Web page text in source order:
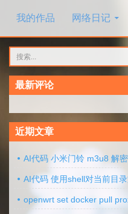
我的作品 网络日记
索：
最新评论
近期文章
AI代码 小米门铃 m3u8 解密
AI代码 使用shell对当前目
openwrt set docker pull